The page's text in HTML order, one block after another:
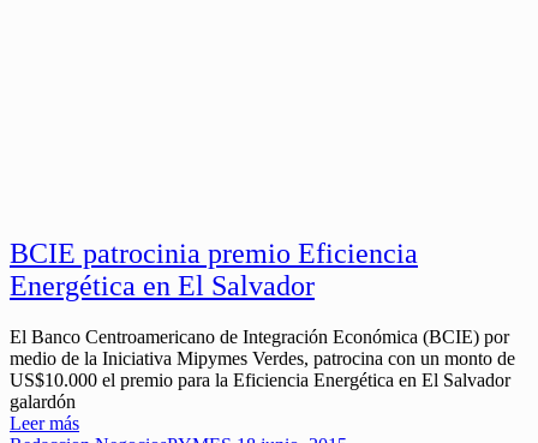
BCIE patrocinia premio Eficiencia
Energética en El Salvador
El Banco Centroamericano de Integración Económica (BCIE) por
medio de la Iniciativa Mipymes Verdes, patrocina con un monto de
US$10.000 el premio para la Eficiencia Energética en El Salvador
galardón
Leer más